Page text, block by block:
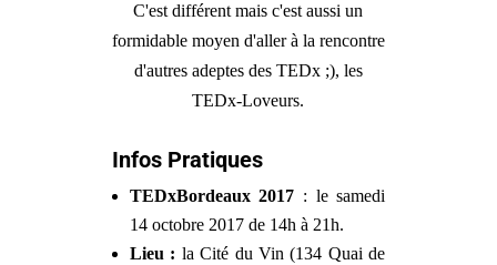
C'est différent mais c'est aussi un
formidable moyen d'aller à la rencontre
d'autres adeptes des TEDx ;), les
TEDx-Loveurs.
Infos Pratiques
TEDxBordeaux 2017 : le samedi
14 octobre 2017 de 14h à 21h.
Lieu : la Cité du Vin (134 Quai de